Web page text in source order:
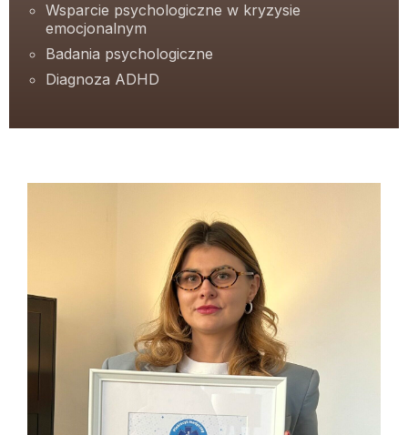
Wsparcie psychologiczne w kryzysie
emocjonalnym
Badania psychologiczne
Diagnoza ADHD